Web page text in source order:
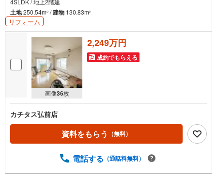
土地250.54m2 /建物 130.83m2
リフォーム
画像36枚
2,249万円
成約でもらえる
カチタス弘前店
資料をもらう （無料）
電話する （通話料無料）